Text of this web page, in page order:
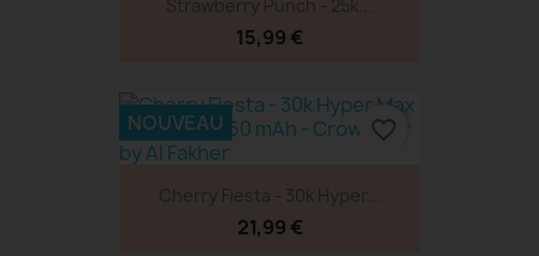
Strawberry Punch - 25k...
15,99 €
Cherry Fiesta - 30k Hyper...
21,99 €
NOUVEAU favorite_border